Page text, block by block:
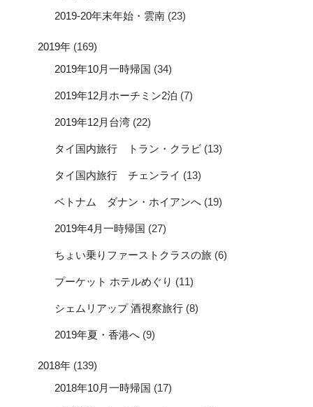
2019-20年末年始・雲南 (23)
2019年 (169)
2019年10月一時帰国 (34)
2019年12月ホーチミン2泊 (7)
2019年12月台湾 (22)
タイ国内旅行 トラン・クラビ (13)
タイ国内旅行 チェンライ (13)
ベトナム ダナン・ホイアンへ (19)
2019年4月一時帰国 (27)
ちょい乗りファーストクラスの旅 (6)
プーケット ホテルめぐり (11)
シェムリアップ 酒視察旅行 (8)
2019年夏・香港へ (9)
2018年 (139)
2018年10月一時帰国 (17)